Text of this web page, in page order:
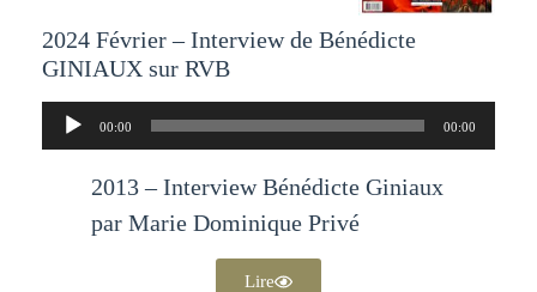
2024 Février – Interview de Bénédicte
GINIAUX sur RVB
Lecteur
00:00 00:00
2013 – Interview Bénédicte Giniaux
par Marie Dominique Privé
Lire